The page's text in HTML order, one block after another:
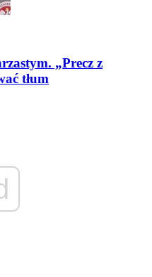
„Precz z
tłum